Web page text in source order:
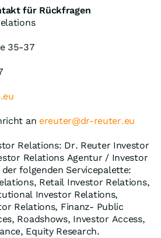
für Rückfragen
35-37
an ereuter@dr-reuter.eu
Relations: Dr. Reuter Investor
Relations Agentur / Investor
folgenden Servicepalette:
Retail Investor Relations,
Investor Relations,
Relations, Finanz- Public
Roadshows, Investor Access,
Equity Research.